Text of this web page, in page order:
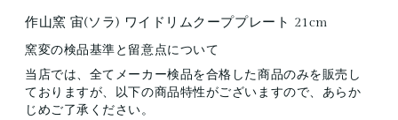
作山窯 宙(ソラ) ワイドリムクーププレート 21cm
窯変の検品基準と留意点について
当店では、全てメーカー検品を合格した商品のみを販売し
ておりますが、以下の商品特性がございますので、あらか
じめご了承ください。